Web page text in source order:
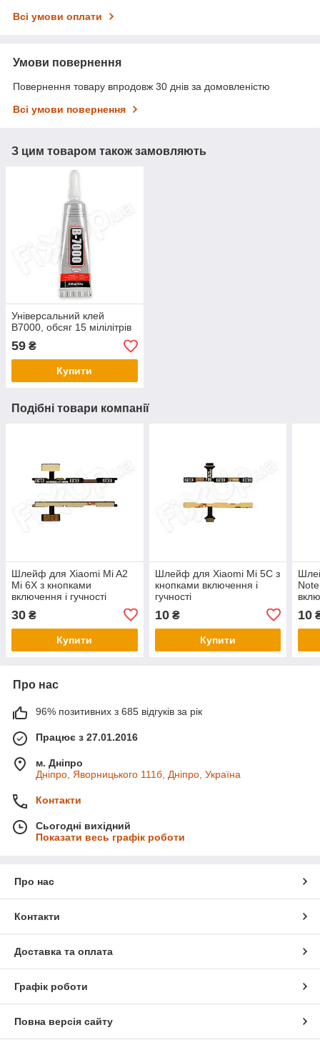
Всі умови оплати
Умови повернення
Повернення товару впродовж 30 днів за домовленістю
Всі умови повернення
З цим товаром також замовляють
Універсальний клей
B7000, обсяг 15 мілілітрів
59 ₴
Купити
Подібні товари компанії
Шлейф для Xiaomi Mi A2
Mi 6X з кнопками
включення і гучності
30 ₴
Купити
Шлейф для Xiaomi Mi 5C з
кнопками включення і
гучності
10₴
Купити
10
Про нас
96% позитивних з 685 відгуків за рік
Працює з 27.01.2016
м. Дніпро
Дніпро, Яворницького 111б, Дніпро, Україна
Контакти
Сьогодні вихідний
Показати весь графік роботи
Про нас
Контакти
Доставка та оплата
Графік роботи
Повна версія сайту